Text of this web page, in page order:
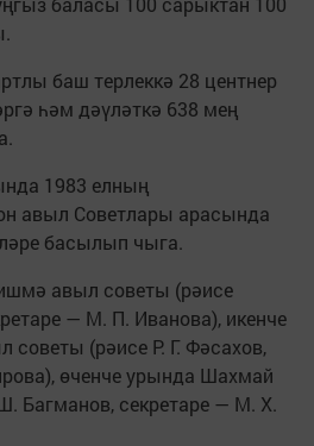
баш терлеккә 28 центнер
һәм дәүләткә 638 мең
1983 елның
авыл Советлары арасында
басылып чыга.
авыл советы (рәисе
— М. П. Иванова), икенче
(рәисе Р. Г. Фәсахов,
өченче урында Шахмай
Багманов, секретаре — М. Х.